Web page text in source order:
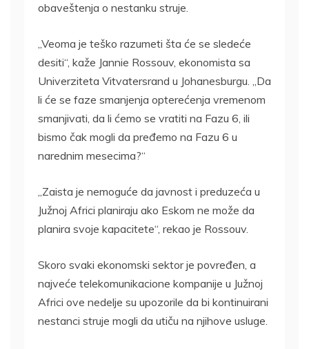
obaveštenja o nestanku struje.
„Veoma je teško razumeti šta će se sledeće
desiti“, kaže Jannie Rossouv, ekonomista sa
Univerziteta Vitvatersrand u Johanesburgu. „Da
li će se faze smanjenja opterećenja vremenom
smanjivati, da li ćemo se vratiti na Fazu 6, ili
bismo čak mogli da pređemo na Fazu 6 u
narednim mesecima?“
„Zaista je nemoguće da javnost i preduzeća u
Južnoj Africi planiraju ako Eskom ne može da
planira svoje kapacitete“, rekao je Rossouv.
Skoro svaki ekonomski sektor je povređen, a
najveće telekomunikacione kompanije u Južnoj
Africi ove nedelje su upozorile da bi kontinuirani
nestanci struje mogli da utiču na njihove usluge.